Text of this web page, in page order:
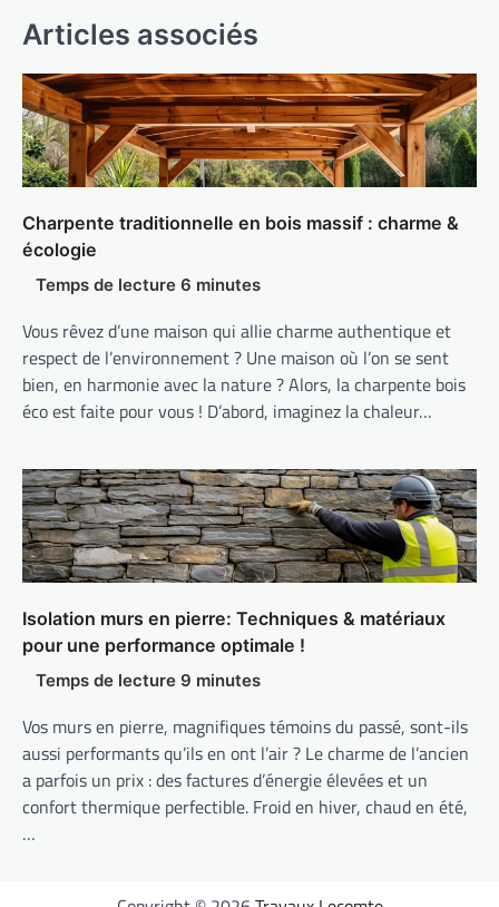
Articles associés
Charpente traditionnelle en bois massif : charme &
écologie
Vous rêvez d’une maison qui allie charme authentique et
respect de l’environnement ? Une maison où l’on se sent
bien, en harmonie avec la nature ? Alors, la charpente bois
éco est faite pour vous ! D’abord, imaginez la chaleur…
Isolation murs en pierre: Techniques & matériaux
pour une performance optimale !
Vos murs en pierre, magnifiques témoins du passé, sont-ils
aussi performants qu’ils en ont l’air ? Le charme de l’ancien
a parfois un prix : des factures d’énergie élevées et un
confort thermique perfectible. Froid en hiver, chaud en été,
…